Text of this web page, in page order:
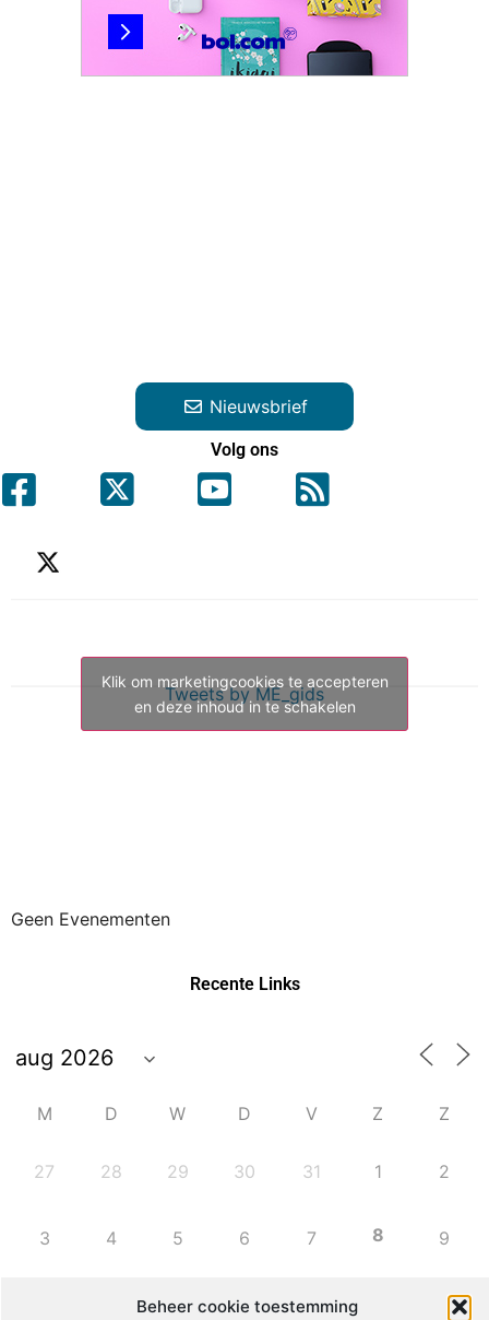
Beheer cookie toestemming
Nieuwsbrief
Volg ons
Tweets by ME_gids
Klik om marketingcookies te accepteren
en deze inhoud in te schakelen
Geen Evenementen
Recente Links
M D W D V Z Z
27 28 29 30 31 1 2
3 4 5 6 7 8 9
12 13 14 16